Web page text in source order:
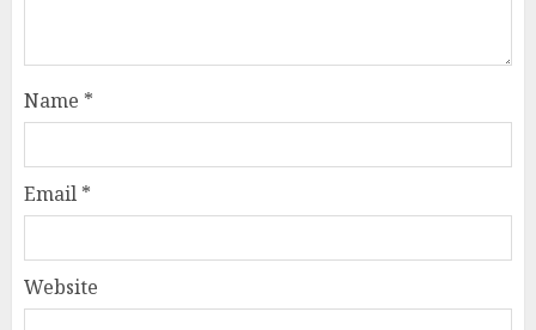
Name *
Email *
Website